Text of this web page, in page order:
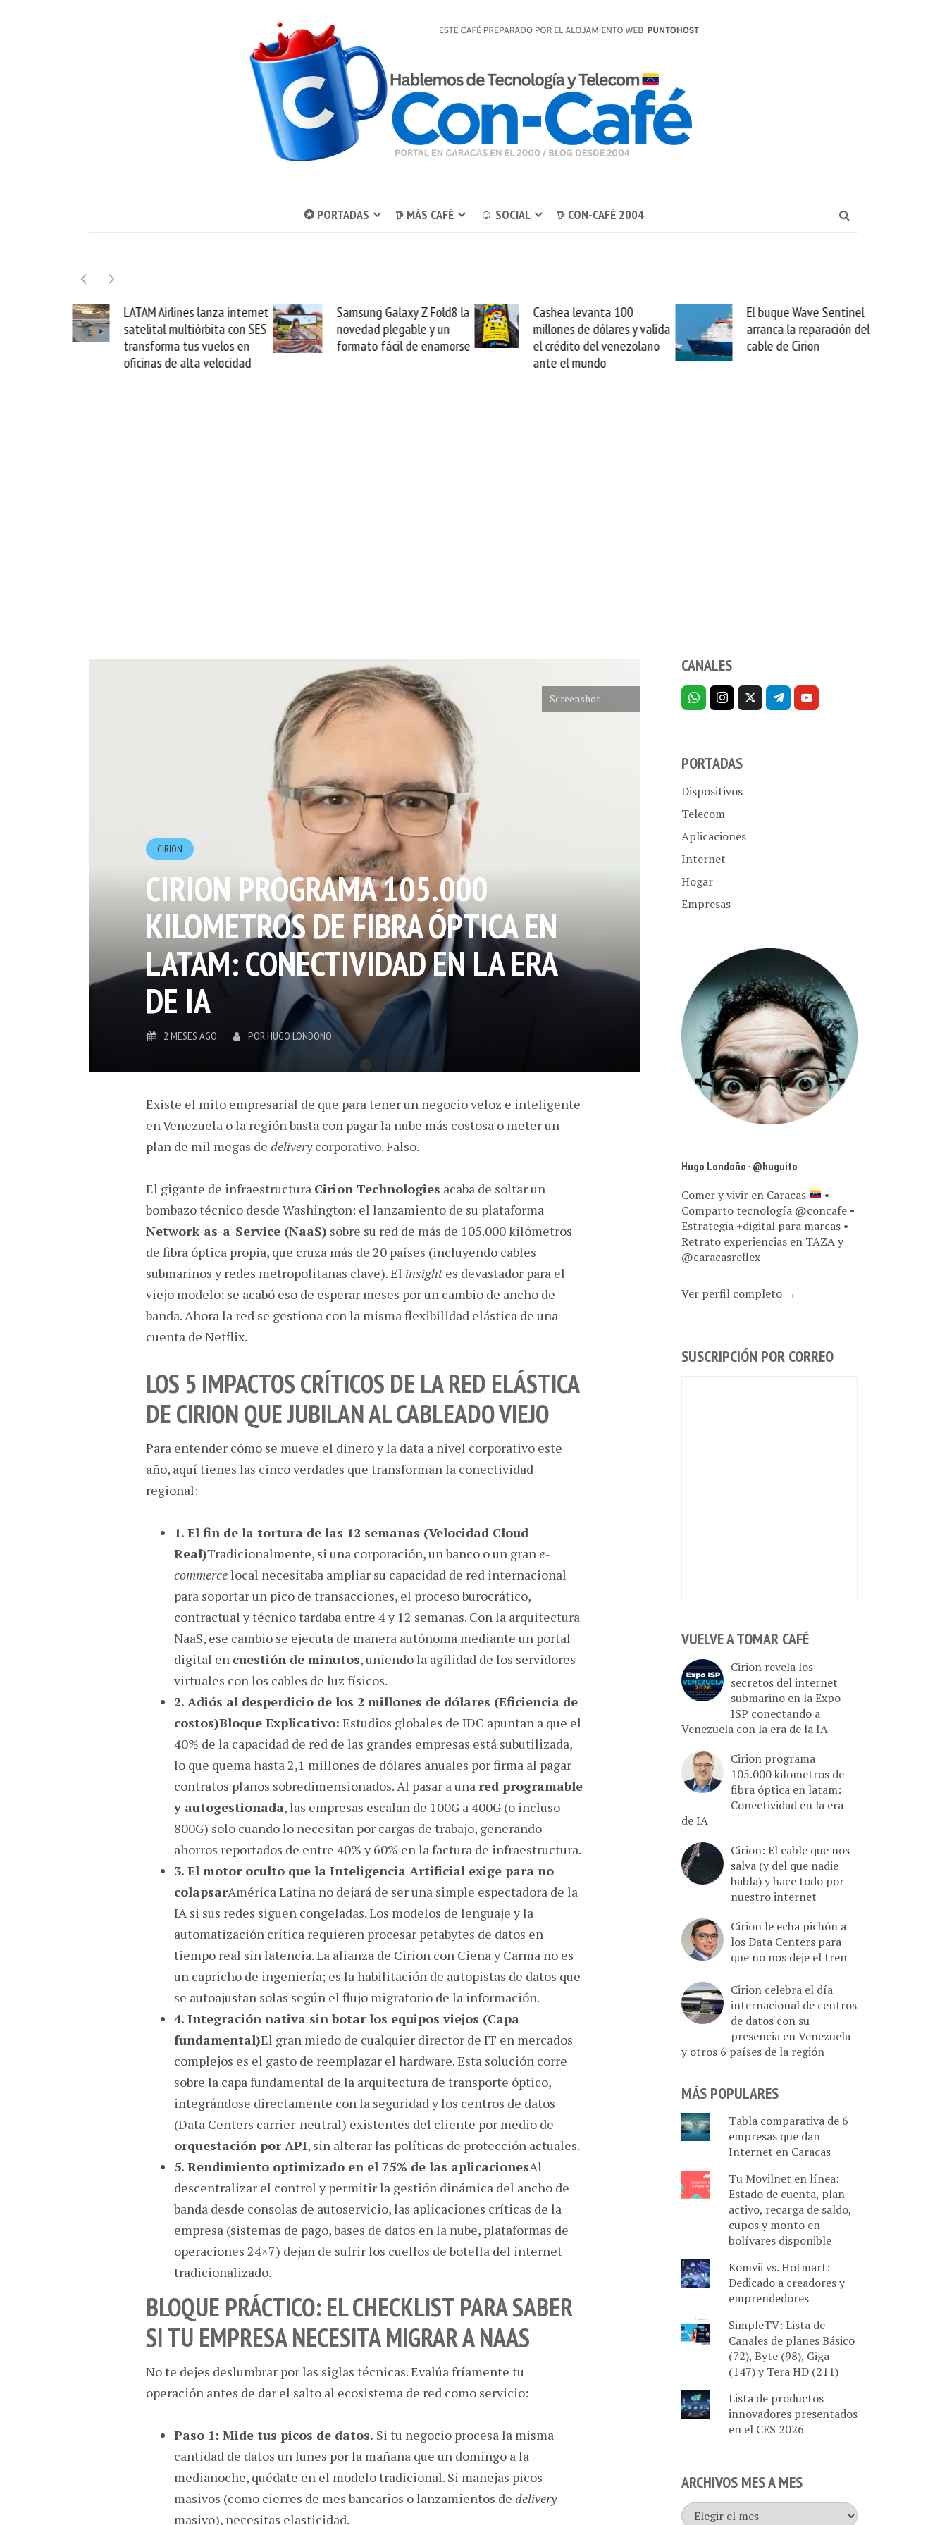
✪ PORTADAS 𖠚 MÁS CAFÉ ☺ SOCIAL 𖠚 CON-CAFÉ 2004
LATAM Airlines lanza internet
satelital multiórbita con SES
transforma tus vuelos en
oficinas de alta velocidad
Samsung Galaxy Z Fold8 la
novedad plegable y un
formato fácil de enamorse
Cashea levanta 100
millones de dólares y valida
el crédito del venezolano
El buque Wave Sentinel
arranca la reparación del
cable de Cirion
Uber se lleva
sabemos todo lo
Screenshot
CIRION
CIRION PROGRAMA 105.000
KILOMETROS DE FIBRA ÓPTICA EN
LATAM: CONECTIVIDAD EN LA ERA
DE IA
2 MESES AGO POR HUGO LONDOÑO
Existe el mito empresarial de que para tener un negocio veloz e inteligente
en Venezuela o la región basta con pagar la nube más costosa o meter un
plan de mil megas de deliverycorporativo. Falso.
El gigante de infraestructura Cirion Technologies acaba de soltar un
bombazo técnico desde Washington: el lanzamiento de su plataforma
Network-as-a-Service (NaaS) sobre su red de más de 105.000 kilómetros
de fibra óptica propia, que cruza más de 20 países (incluyendo cables
submarinos y redes metropolitanas clave). El insightes devastador para el
viejo modelo: se acabó eso de esperar meses por un cambio de ancho de
banda. Ahora la red se gestiona con la misma flexibilidad elástica de una
cuenta de Netflix.
LOS 5 IMPACTOS CRÍTICOS DE LA RED ELÁSTICA
DE CIRION QUE JUBILAN AL CABLEADO VIEJO
Para entender cómo se mueve el dinero y la data a nivel corporativo este
año, aquí tienes las cinco verdades que transforman la conectividad
regional:
1. El fin de la tortura de las 12 semanas (Velocidad Cloud
Real)Tradicionalmente, si una corporación, un banco o un grane-
commercelocal necesitaba ampliar su capacidad de red internacional
para soportar un pico de transacciones, el proceso burocrático,
contractual y técnico tardaba entre 4 y 12 semanas. Con la arquitectura
NaaS, ese cambio se ejecuta de manera autónoma mediante un portal
digital en cuestión de minutos, uniendo la agilidad de los servidores
virtuales con los cables de luz físicos.
2. Adiós al desperdicio de los 2 millones de dólares (Eficiencia de
costos)Bloque Explicativo: Estudios globales de IDC apuntan a que el
40% de la capacidad de red de las grandes empresas está subutilizada,
lo que quema hasta 2,1 millones de dólares anuales por firma al pagar
contratos planos sobredimensionados. Al pasar a unared programable
y autogestionada, las empresas escalan de 100G a 400G (o incluso
800G) solo cuando lo necesitan por cargas de trabajo, generando
ahorros reportados de entre 40% y 60% en la factura de infraestructura.
3. El motor oculto que la Inteligencia Artificial exige para no
colapsarAmérica Latina no dejará de ser una simple espectadora de la
IA si sus redes siguen congeladas. Los modelos de lenguaje y la
automatización crítica requieren procesar petabytes de datos en
tiempo real sin latencia. La alianza de Cirion con Ciena y Carma no es
un capricho de ingeniería; es la habilitación de autopistas de datos que
se autoajustan solas según el flujo migratorio de la información.
4. Integración nativa sin botar los equipos viejos (Capa
fundamental)El gran miedo de cualquier director de IT en mercados
complejos es el gasto de reemplazar el hardware. Esta solución corre
sobre la capa fundamental de la arquitectura de transporte óptico,
integrándose directamente con la seguridad y los centros de datos
(Data Centers carrier-neutral) existentes del cliente por medio de
orquestación por API, sin alterar las políticas de protección actuales.
5. Rendimiento optimizado en el 75% de las aplicacionesAl
descentralizar el control y permitir la gestión dinámica del ancho de
banda desde consolas de autoservicio, las aplicaciones críticas de la
empresa (sistemas de pago, bases de datos en la nube, plataformas de
operaciones 24×7) dejan de sufrir los cuellos de botella del internet
tradicionalizado.
BLOQUE PRÁCTICO: EL CHECKLIST PARA SABER
SI TU EMPRESA NECESITA MIGRAR A NAAS
No te dejes deslumbrar por las siglas técnicas. Evalúa fríamente tu
operación antes de dar el salto al ecosistema de red como servicio:
Paso 1: Mide tus picos de datos. Si tu negocio procesa la misma
cantidad de datos un lunes por la mañana que un domingo a la
medianoche, quédate en el modelo tradicional. Si manejas picos
masivos (como cierres de mes bancarios o lanzamientos de delivery
masivo), necesitas elasticidad.
CANALES
PORTADAS
Dispositivos
Telecom
Aplicaciones
Internet
Hogar
Empresas
Hugo Londoño - @huguito
Comer y vivir en Caracas
•
Comparto tecnología @concafe •
Estrategia +digital para marcas •
Retrato experiencias en TAZA y
@caracasreflex
Ver perfil completo →
SUSCRIPCIÓN POR CORREO
VUELVE A TOMAR CAFÉ
Cirion revela los
secretos del internet
submarino en la Expo
ISP conectando a
Venezuela con la era de la IA
Cirion programa
105.000 kilometros de
fibra óptica en latam:
Conectividad en la era
de IA
Cirion: El cable que nos
salva (y del que nadie
habla) y hace todo por
nuestro internet
Cirion le echa pichón a
los Data Centers para
que no nos deje el tren
Cirion celebra el día
internacional de centros
de datos con su
presencia en Venezuela
y otros 6 países de la región
MÁS POPULARES
Tabla comparativa de 6
empresas que dan
Internet en Caracas
Tu Movilnet en línea:
Estado de cuenta, plan
activo, recarga de saldo,
cupos y monto en
bolívares disponible
Komvii vs. Hotmart:
Dedicado a creadores y
emprendedores
SimpleTV: Lista de
Canales de planes Básico
(72), Byte (98), Giga
(147) y Tera HD (211)
Lista de productos
innovadores presentados
en el CES 2026
ARCHIVOS MES A MES
Archivos